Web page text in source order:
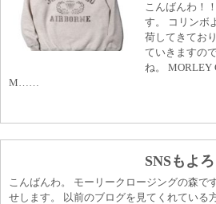
こんばんわ！
す。 コリンボ
荷してきてお
ていきますの
ね。 MORLEY
M……
SNSもよ
こんばんわ。 モーリークロージングの森で
せします。 以前のブログを見てくれている